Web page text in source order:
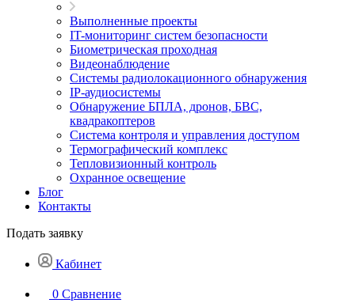
Выполненные проекты
IT-мониторинг систем безопасности
Биометрическая проходная
Видеонаблюдение
Системы радиолокационного обнаружения
IP-аудиосистемы
Обнаружение БПЛА, дронов, БВС,
квадракоптеров
Система контроля и управления доступом
Термографический комплекс
Тепловизионный контроль
Охранное освещение
Блог
Контакты
Подать заявку
Кабинет
0 Сравнение